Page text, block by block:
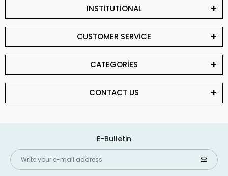
INSTİTUTİONAL
CUSTOMER SERVİCE
CATEGORİES
CONTACT US
E-Bulletin